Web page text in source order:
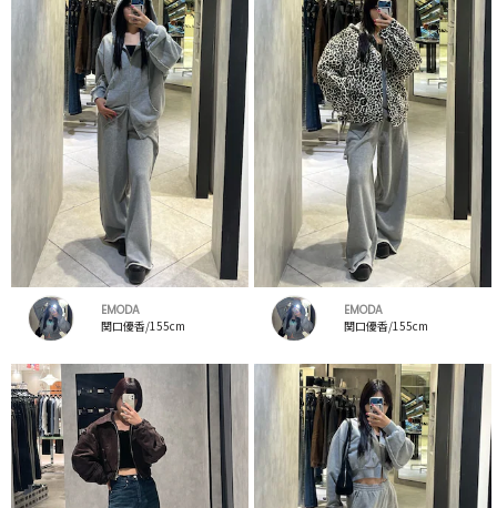
EMODA
関口優香/155cm
EMODA
関口優香/155cm